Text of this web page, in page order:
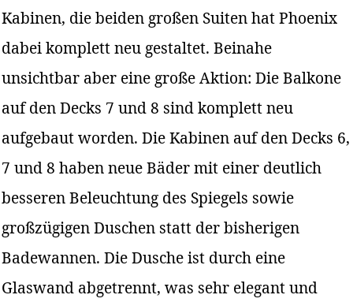
Kabinen, die beiden großen Suiten hat Phoenix
dabei komplett neu gestaltet. Beinahe
unsichtbar aber eine große Aktion: Die Balkone
auf den Decks 7 und 8 sind komplett neu
aufgebaut worden. Die Kabinen auf den Decks 6,
7 und 8 haben neue Bäder mit einer deutlich
besseren Beleuchtung des Spiegels sowie
großzügigen Duschen statt der bisherigen
Badewannen. Die Dusche ist durch eine
Glaswand abgetrennt, was sehr elegant und